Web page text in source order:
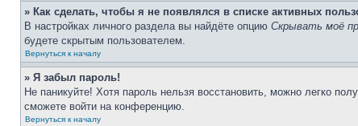
» Как сделать, чтобы я не появлялся в списке активных
В настройках личного раздела вы найдёте опцию Скрывать моё
будете скрытым пользователем.
Вернуться к началу
» Я забыл пароль!
Не паникуйте! Хотя пароль нельзя восстановить, можно легко
сможете войти на конференцию.
Вернуться к началу